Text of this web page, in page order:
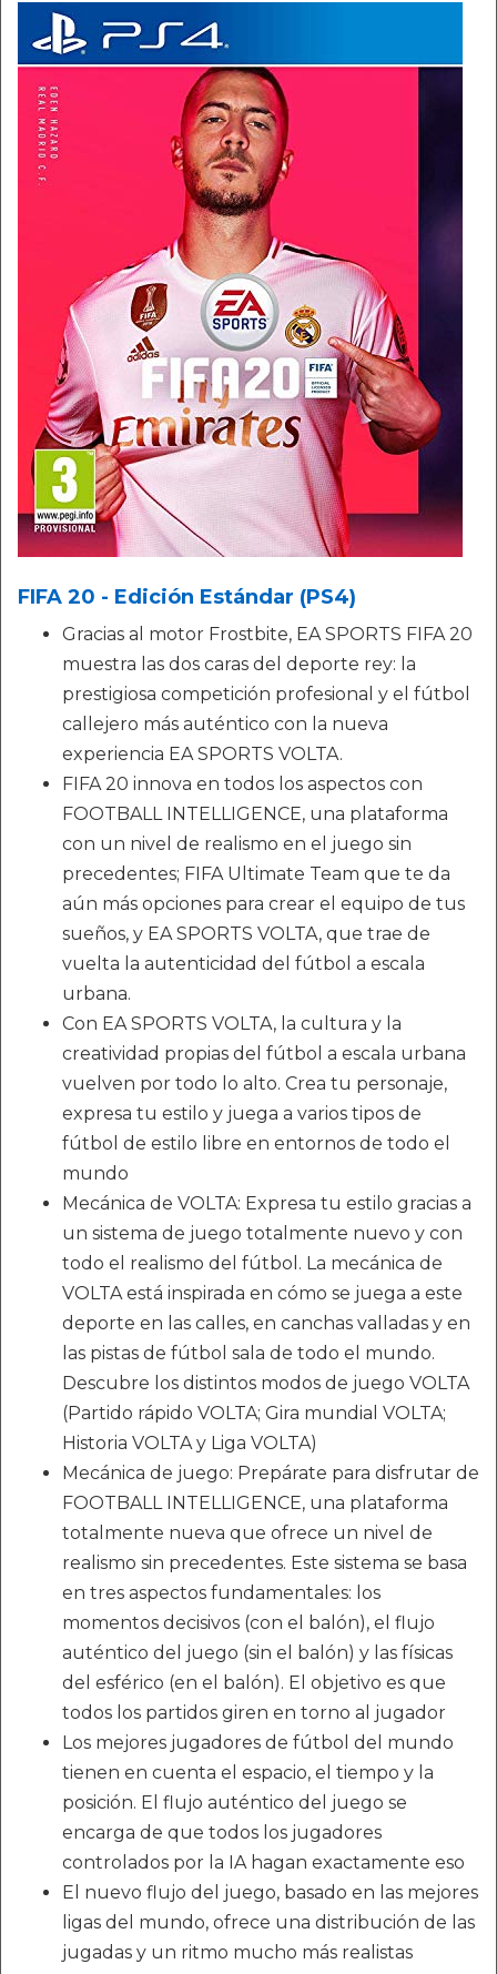
FIFA 20 - Edición Estándar (PS4)
Gracias al motor Frostbite, EA SPORTS FIFA 20
muestra las dos caras del deporte rey: la
prestigiosa competición profesional y el fútbol
callejero más auténtico con la nueva
experiencia EA SPORTS VOLTA.
FIFA 20 innova en todos los aspectos con
FOOTBALL INTELLIGENCE, una plataforma
con un nivel de realismo en el juego sin
precedentes; FIFA Ultimate Team que te da
aún más opciones para crear el equipo de tus
sueños, y EA SPORTS VOLTA, que trae de
vuelta la autenticidad del fútbol a escala
urbana.
Con EA SPORTS VOLTA, la cultura y la
creatividad propias del fútbol a escala urbana
vuelven por todo lo alto. Crea tu personaje,
expresa tu estilo y juega a varios tipos de
fútbol de estilo libre en entornos de todo el
mundo
Mecánica de VOLTA: Expresa tu estilo gracias a
un sistema de juego totalmente nuevo y con
todo el realismo del fútbol. La mecánica de
VOLTA está inspirada en cómo se juega a este
deporte en las calles, en canchas valladas y en
las pistas de fútbol sala de todo el mundo.
Descubre los distintos modos de juego VOLTA
(Partido rápido VOLTA; Gira mundial VOLTA;
Historia VOLTA y Liga VOLTA)
Mecánica de juego: Prepárate para disfrutar de
FOOTBALL INTELLIGENCE, una plataforma
totalmente nueva que ofrece un nivel de
realismo sin precedentes. Este sistema se basa
en tres aspectos fundamentales: los
momentos decisivos (con el balón), el flujo
auténtico del juego (sin el balón) y las físicas
del esférico (en el balón). El objetivo es que
todos los partidos giren en torno al jugador
Los mejores jugadores de fútbol del mundo
tienen en cuenta el espacio, el tiempo y la
posición. El flujo auténtico del juego se
encarga de que todos los jugadores
controlados por la IA hagan exactamente eso
El nuevo flujo del juego, basado en las mejores
ligas del mundo, ofrece una distribución de las
jugadas y un ritmo mucho más realistas